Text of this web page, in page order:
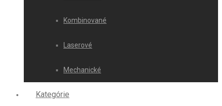
Kombinované
Laserové
Mechanické
Kategórie